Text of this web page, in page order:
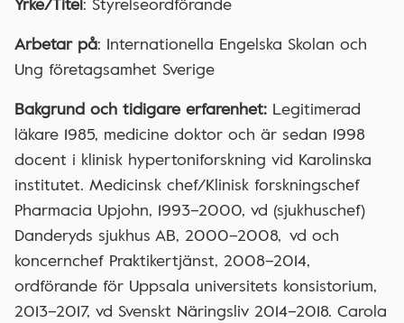
Arbetar på: Internationella Engelska Skolan och
Ung företagsamhet Sverige
Bakgrund och tidigare erfarenhet: Legitimerad
läkare 1985, medicine doktor och är sedan 1998
docent i klinisk hypertoniforskning vid Karolinska
institutet. Medicinsk chef/Klinisk forskningschef
Pharmacia Upjohn, 1993–2000, vd (sjukhuschef)
Danderyds sjukhus AB, 2000–2008, vd och
koncernchef Praktikertjänst, 2008–2014,
ordförande för Uppsala universitets konsistorium,
2013–2017, vd Svenskt Näringsliv 2014–2018. Carola